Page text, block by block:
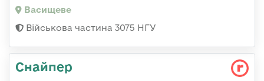
Васищеве
Військова частина 3075 НГУ
Снайпер